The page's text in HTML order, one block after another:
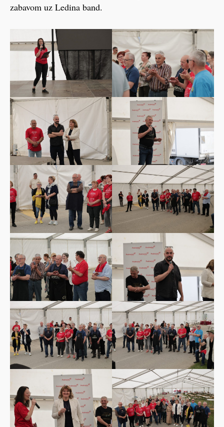
zabavom uz Ledina band.